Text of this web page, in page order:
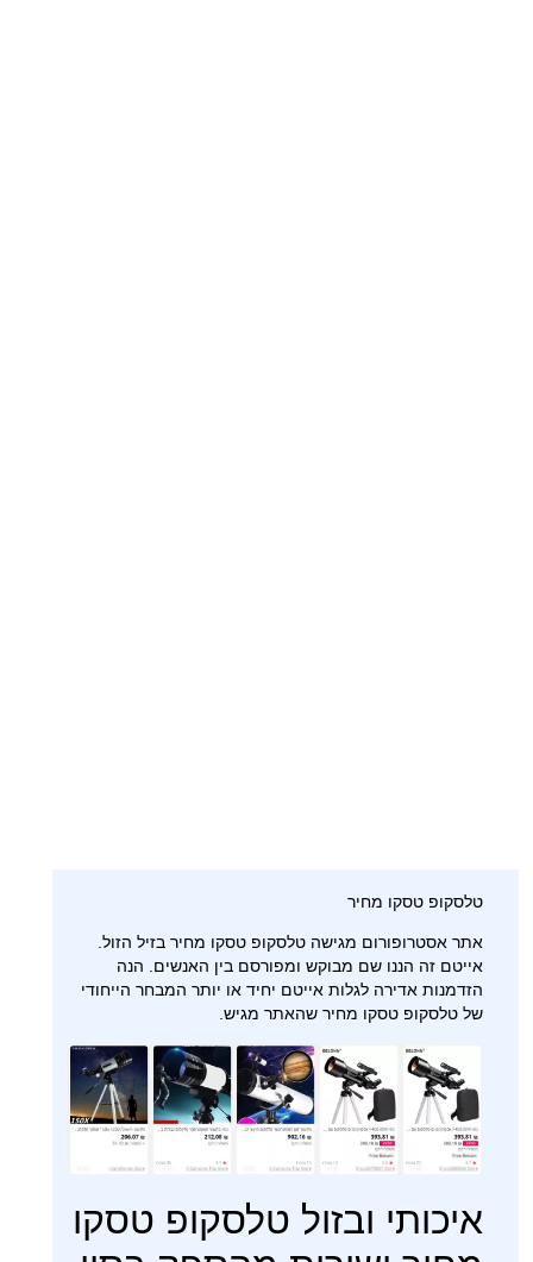
טלסקופ טסקו מחיר
אתר אסטרופורום מגישה טלסקופ טסקו מחיר בזיל הזול.
אייטם זה הננו שם מבוקש ומפורסם בין האנשים. הנה
הזדמנות אדירה לגלות אייטם יחיד או יותר המבחר הייחודי
של טלסקופ טסקו מחיר שהאתר מגיש.
איכותי ובזול טלסקופ טסקו